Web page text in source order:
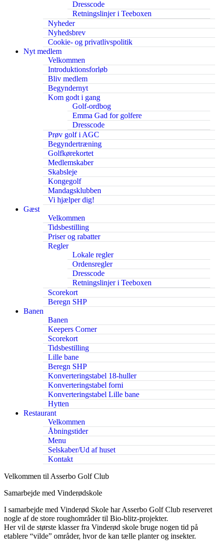
Dresscode
Retningslinjer i Teeboxen
Nyheder
Nyhedsbrev
Cookie- og privatlivspolitik
Nyt medlem
Velkommen
Introduktionsforløb
Bliv medlem
Begyndernyt
Kom godt i gang
Golf-ordbog
Emma Gad for golfere
Dresscode
Prøv golf i AGC
Begyndertræning
Golfkørekortet
Medlemskaber
Skabsleje
Kongegolf
Mandagsklubben
Vi hjælper dig!
Gæst
Velkommen
Tidsbestilling
Priser og rabatter
Regler
Lokale regler
Ordensregler
Dresscode
Retningslinjer i Teeboxen
Scorekort
Beregn SHP
Banen
Banen
Keepers Corner
Scorekort
Tidsbestilling
Lille bane
Beregn SHP
Konverteringstabel 18-huller
Konverteringstabel forni
Konverteringstabel Lille bane
Hytten
Restaurant
Velkommen
Åbningstider
Menu
Selskaber/Ud af huset
Kontakt
Velkommen til Asserbo Golf Club
Samarbejde med Vinderødskole
I samarbejde med Vinderød Skole har Asserbo Golf Club reserveret
nogle af de store roughområder til Bio-blitz-projekter.
Her vil de største klasser fra Vinderød skole bruge nogen tid på
etablere “vilde” områder, hvor de kan tælle planter og insekter.